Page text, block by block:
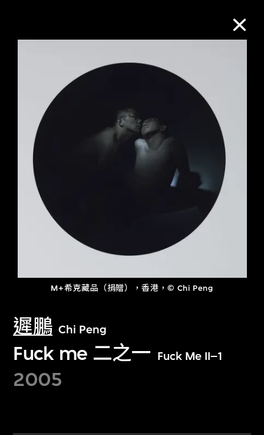
M+希克藏品（捐贈），香港，© Chi Peng
遲鵬 Chi Peng
Fuck me 二之一 Fuck Me II–1
2005
M+藏品
進一步篩選
關於M+藏品
探索世界頂級的二十及二十一世紀視覺
文化藏品。